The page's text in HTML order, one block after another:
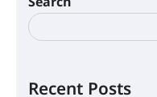
Recent Posts